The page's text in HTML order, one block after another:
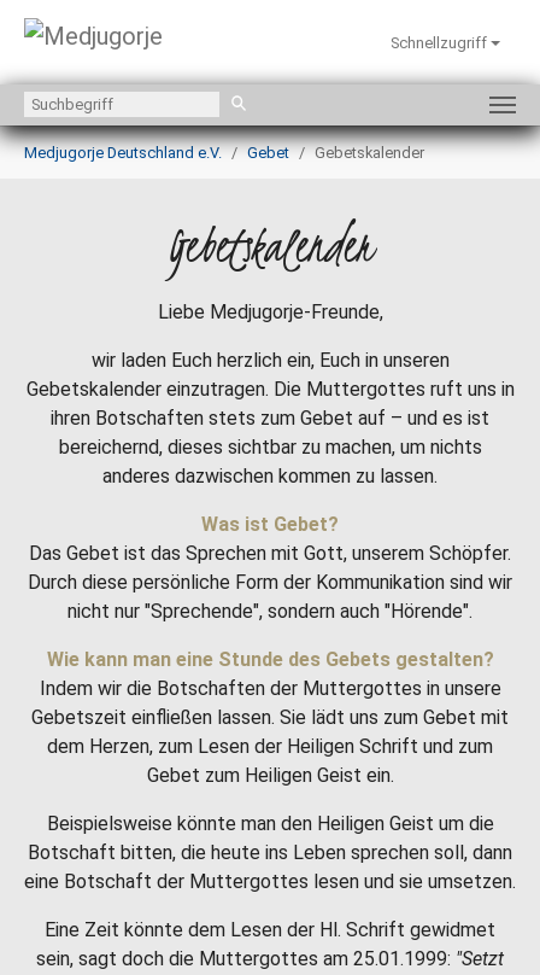
Zum Hauptinhalt springen
Schnellzugriff
Sie sind hier:
Medjugorje Deutschland e.V.
Gebet Gebetskalender
Gebetskalender
Liebe Medjugorje-Freunde,
wir laden Euch herzlich ein, Euch in unseren
Gebetskalender einzutragen. Die Muttergottes ruft uns in
ihren Botschaften stets zum Gebet auf – und es ist
bereichernd, dieses sichtbar zu machen, um nichts
anderes dazwischen kommen zu lassen.
Was ist Gebet?
Das Gebet ist das Sprechen mit Gott, unserem Schöpfer.
Durch diese persönliche Form der Kommunikation sind wir
nicht nur "Sprechende", sondern auch "Hörende".
Wie kann man eine Stunde des Gebets gestalten?
Indem wir die Botschaften der Muttergottes in unsere
Gebetszeit einfließen lassen. Sie lädt uns zum Gebet mit
dem Herzen, zum Lesen der Heiligen Schrift und zum
Gebet zum Heiligen Geist ein.
Beispielsweise könnte man den Heiligen Geist um die
Botschaft bitten, die heute ins Leben sprechen soll, dann
eine Botschaft der Muttergottes lesen und sie umsetzen.
Eine Zeit könnte dem Lesen der Hl. Schrift gewidmet
sein, sagt doch die Muttergottes am 25.01.1999: "Setzt